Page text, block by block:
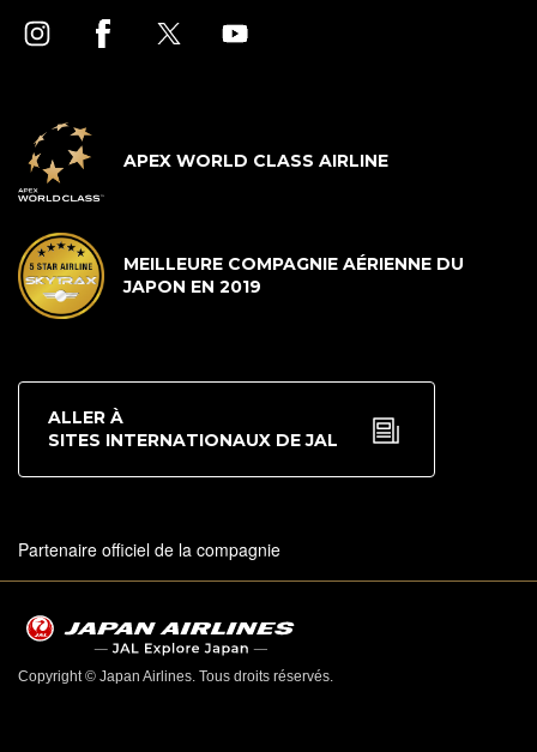
APEX WORLD CLASS AIRLINE
MEILLEURE COMPAGNIE AÉRIENNE DU
JAPON EN 2019
ALLER À
SITES INTERNATIONAUX DE JAL
Partenaire officiel de la compagnie
Copyright © Japan Airlines. Tous droits réservés.